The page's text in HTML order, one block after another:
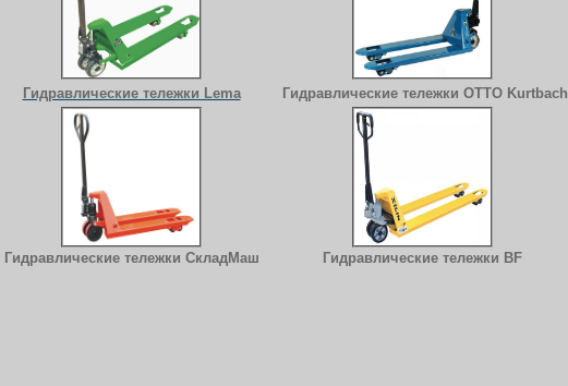
Гидравлические тележки Lema Гидравлические тележки OTTO Kurtbach
Гидравлические тележки СкладМаш Гидравлические тележки BF